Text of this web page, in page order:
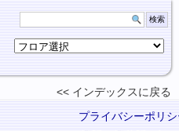
インデックスに 戻る
プライバシーポリ